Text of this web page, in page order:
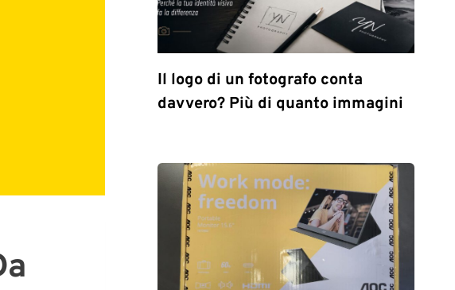
Il logo di un fotografo conta
davvero? Più di quanto immagini